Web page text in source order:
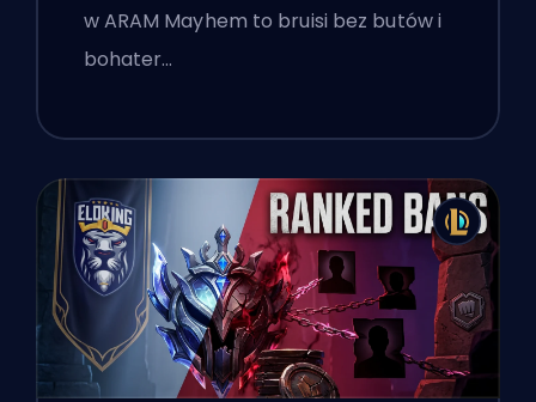
w ARAM Mayhem to bruisi bez butów i
bohater…